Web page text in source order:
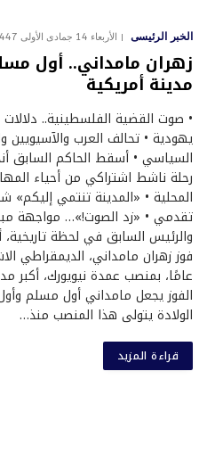
الخبر الرئيسى الأربعاء 14 جمادى الأولى 1447هـ 5-11-2025م
زهران مامداني.. أول
مدينة أمريكية
• صوت القضية الفلسطينية.. دلالات
يهودية • تحالف العرب والآسيويين
السياسي • أسقط الحاكم السابق
رحلة ناشط اشتراكي من أحياء
المحلية • «المدينة تنتمي
تقدمي • «زد الصوت!»… مواجهة
والرئيس السابق في لحظة
عامًا، بمنصب عمدة نيويورك، أكبر
الفوز يجعل مامداني أول مسلم
الولادة يتولى هذا المنصب منذ…
قراءة المزيد